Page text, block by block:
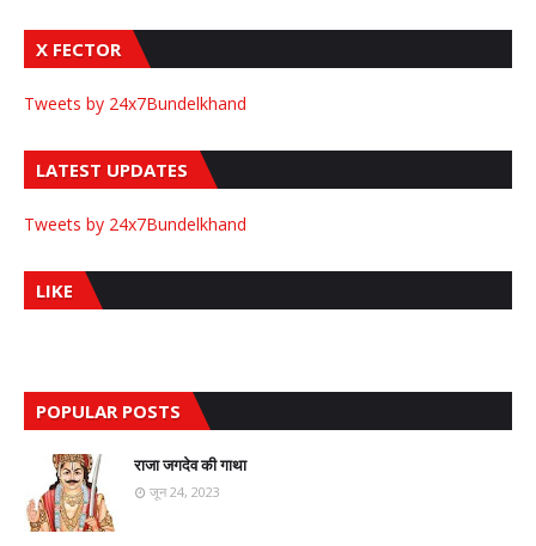
X FECTOR
Tweets by 24x7Bundelkhand
LATEST UPDATES
Tweets by 24x7Bundelkhand
LIKE
POPULAR POSTS
राजा जगदेव की गाथा
जून 24, 2023